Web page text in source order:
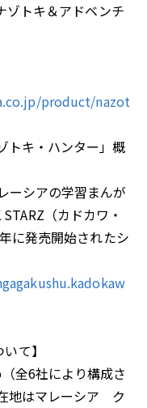
ゾトキ＆アドベンチ
product/nazot
トキ・ハンター」概
ーシアの学習まんが
（カドカワ・
に発売開始されたシ
て】
全6社により構成さ
地はマレーシア ク